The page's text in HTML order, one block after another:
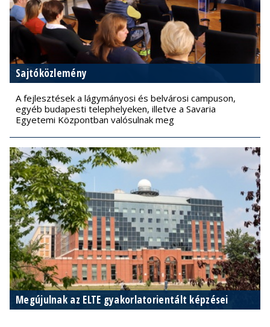
Sajtóközlemény
A fejlesztések a lágymányosi és belvárosi campuson,
egyéb budapesti telephelyeken, illetve a Savaria
Egyetemi Központban valósulnak meg
Megújulnak az ELTE gyakorlatorientált képzései